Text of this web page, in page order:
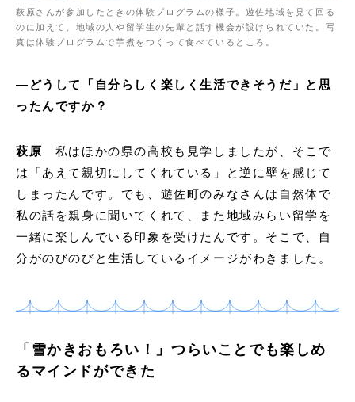
萩原さんが参加したときの体験プログラムの様子。遊佐地域を見て回る
のに加えて、地域の人や留学生の先輩と話す機会が設けられていた。写
真は体験プログラムで芋煮をつくって食べているところ。
―どうして「自分らしく楽しく生活できそうだ」と思
ったんですか？
萩原
私はほかの県の高校も見学しましたが、そこで
は「あえて親切にしてくれている」と逆に壁を感じて
しまったんです。でも、遊佐町のみなさんは自然体で
私の話を親身に聞いてくれて、また地域みらい留学を
一緒に楽しんでいる印象を受けたんです。そこで、自
分がのびのびと生活しているイメージがわきました。
「雪かきおもろい！」つらいことでも楽しめ
るマインドができた